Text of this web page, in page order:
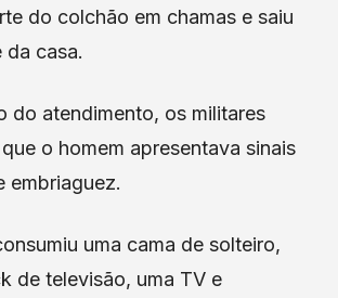
do colchão em chamas e saiu
da casa.
do atendimento, os militares
o homem apresentava sinais
embriaguez.
uma cama de solteiro,
de televisão, uma TV e